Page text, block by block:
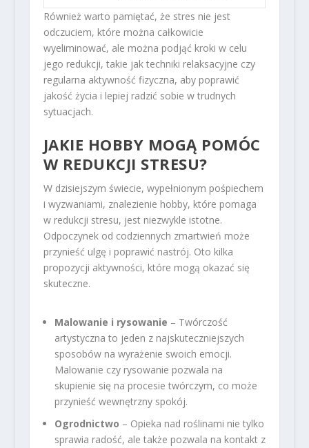
Również warto pamiętać, że stres nie jest
odczuciem, które można całkowicie
wyeliminować, ale można podjąć kroki w celu
jego redukcji, takie jak techniki relaksacyjne czy
regularna aktywność fizyczna, aby poprawić
jakość życia i lepiej radzić sobie w trudnych
sytuacjach.
JAKIE HOBBY MOGĄ POMÓC
W REDUKCJI STRESU?
W dzisiejszym świecie, wypełnionym pośpiechem
i wyzwaniami, znalezienie hobby, które pomaga
w redukcji stresu, jest niezwykle istotne.
Odpoczynek od codziennych zmartwień może
przynieść ulgę i poprawić nastrój. Oto kilka
propozycji aktywności, które mogą okazać się
skuteczne.
Malowanie i rysowanie – Twórczość
artystyczna to jeden z najskuteczniejszych
sposobów na wyrażenie swoich emocji.
Malowanie czy rysowanie pozwala na
skupienie się na procesie twórczym, co może
przynieść wewnętrzny spokój.
Ogrodnictwo – Opieka nad roślinami nie tylko
sprawia radość, ale także pozwala na kontakt z